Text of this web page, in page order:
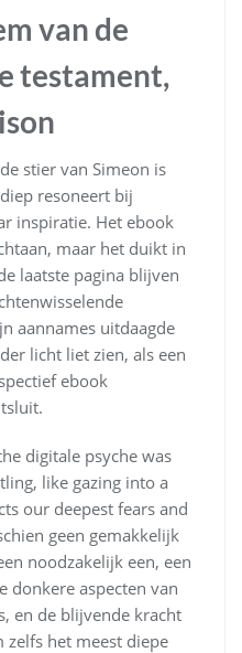
van de
testament,
stier van Simeon is
resoneert bij
inspiratie. Het ebook
maar het duikt in
laatste pagina blijven
aannames uitdaagde
licht liet zien, als een
ebook
digitale psyche was
like gazing into a
our deepest fears and
geen gemakkelijk
noodzakelijk een, een
donkere aspecten van
en de blijvende kracht
het meest diepe